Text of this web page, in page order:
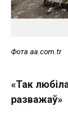
Фота aa.com.tr
«Так
разважаў»